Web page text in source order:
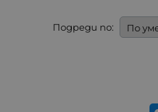
Подреди по: